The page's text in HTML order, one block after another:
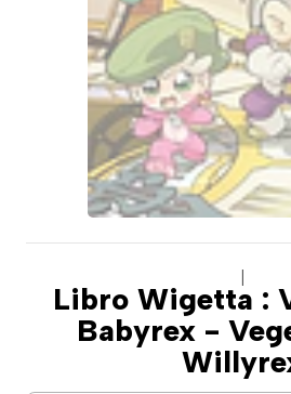
Libro Wigetta :
Babyrex -